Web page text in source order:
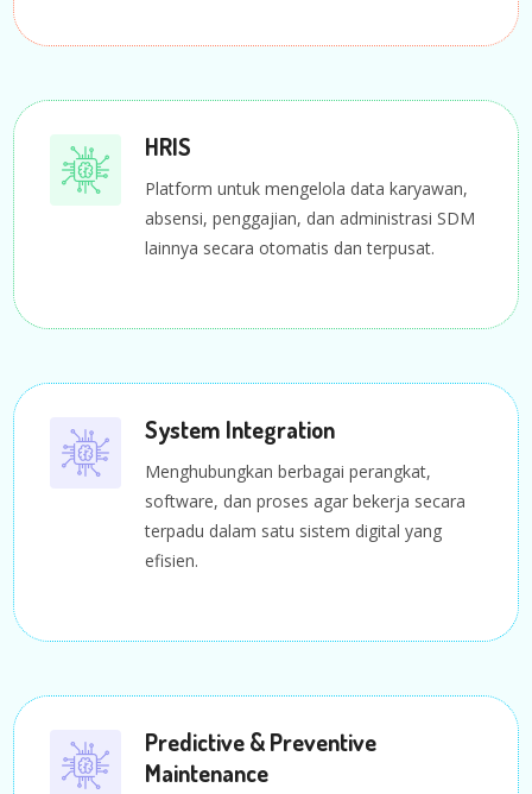
HRIS
Platform untuk mengelola data karyawan,
absensi, penggajian, dan administrasi SDM
lainnya secara otomatis dan terpusat.
System Integration
Menghubungkan berbagai perangkat,
software, dan proses agar bekerja secara
terpadu dalam satu sistem digital yang
efisien.
Predictive & Preventive
Maintenance